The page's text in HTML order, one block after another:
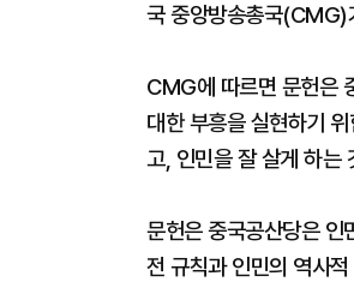
국 중앙방송총국(CMG)
CMG에 따르면 문헌은
대한 부흥을 실현하기
고, 인민을 잘 살게 하는
문헌은 중국공산당은 인
전 규칙과 인민의 역사